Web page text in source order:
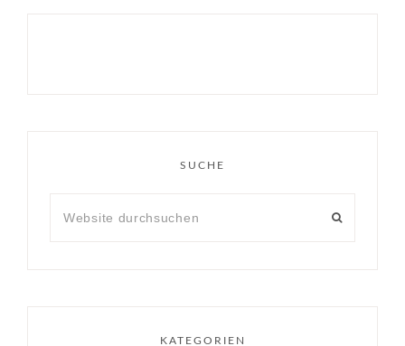
SUCHE
KATEGORIEN